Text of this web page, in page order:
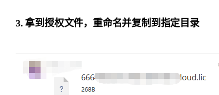
3. 拿到授权文件，重命名并复制到指定目录